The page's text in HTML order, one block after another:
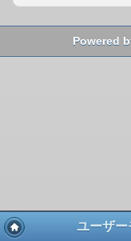
Powered
ユーザー